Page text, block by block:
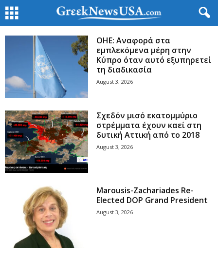
ΟΗΕ: Αναφορά στα
εμπλεκόμενα μέρη στην
Κύπρο όταν αυτό εξυπηρετεί
τη διαδικασία
August 3, 2026
Σχεδόν μισό εκατομμύριο
στρέμματα έχουν καεί στη
δυτική Αττική από το 2018
August 3, 2026
Marousis-Zachariades Re-
Elected DOP Grand President
August 3, 2026